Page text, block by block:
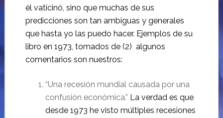
él vaticinó, sino que muchas de sus
predicciones son tan ambiguas y generales
que hasta yo las puedo hacer. Ejemplos de su
libro en 1973, tomados de (2) algunos
comentarios son nuestros:
“Una recesión mundial causada por una
confusión económica.” La verdad es que
desde 1973 he visto múltiples recesiones